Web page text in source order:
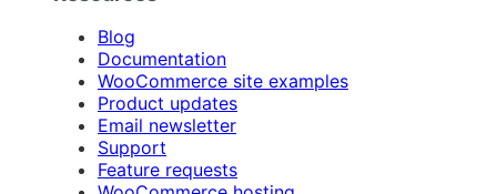
Blog
Documentation
WooCommerce site examples
Product updates
Email newsletter
Support
Feature requests